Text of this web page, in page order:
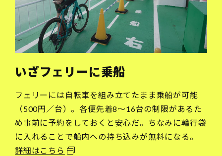
いざフェリーに乗船
フェリーには自転車を組み立てたまま乗船が可能
（500円／台）。各便先着8～16台の制限があるた
め事前に予約をしておくと安心だ。ちなみに輪行袋
に入れることで船内への持ち込みが無料になる。
詳細はこちら